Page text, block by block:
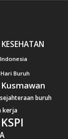
KESEHATAN
Hari Buruh
buruh
kerja
KSPI